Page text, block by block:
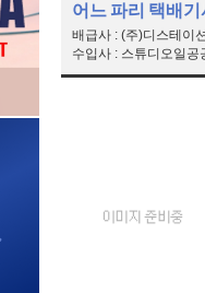
어느 파리 택배
배급사 : (주)디스테이션
수입사 : 스튜디오일공